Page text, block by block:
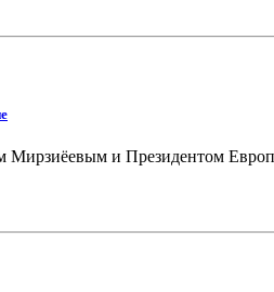
Мирзиёевым и Президентом